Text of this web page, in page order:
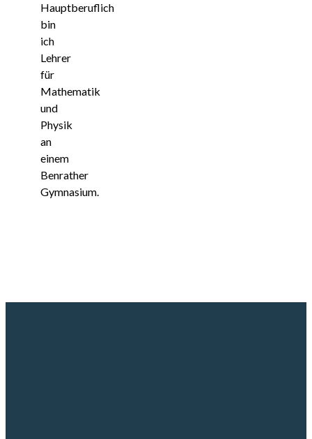
Hauptberuflich
bin
ich
Lehrer
für
Mathematik
und
Physik
an
einem
Benrather
Gymnasium.